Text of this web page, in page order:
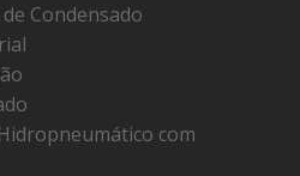
Condensado
com